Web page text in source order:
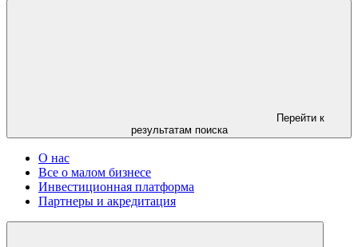
Перейти к
результатам поиска
О нас
Все о малом бизнесе
Инвестиционная платформа
Партнеры и акредитация